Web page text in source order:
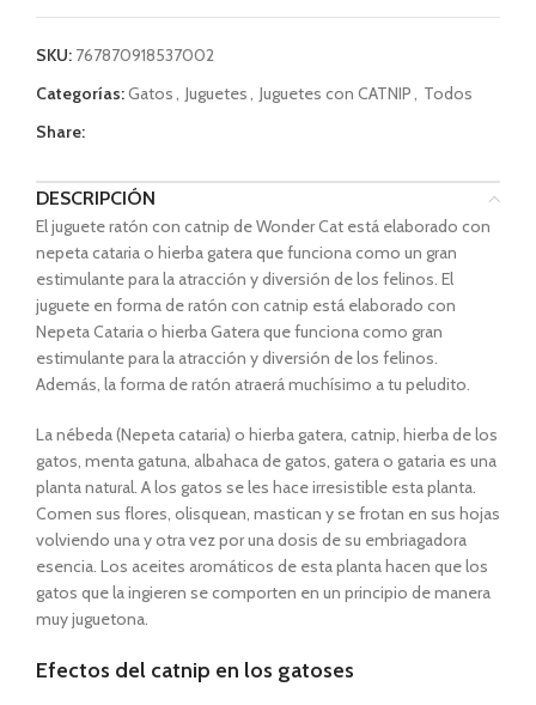
SKU: 767870918537002
Categorías:Gatos, Juguetes, Juguetes con CATNIP, Todos
Share:
DESCRIPCIÓN
El juguete ratón con catnip de Wonder Cat está elaborado con
nepeta cataria o hierba gatera que funciona como un gran
estimulante para la atracción y diversión de los felinos. El
juguete en forma de ratón con catnip está elaborado con
Nepeta Cataria o hierba Gatera que funciona como gran
estimulante para la atracción y diversión de los felinos.
Además, la forma de ratón atraerá muchísimo a tu peludito.
La nébeda (Nepeta cataria) o hierba gatera, catnip, hierba de los
gatos, menta gatuna, albahaca de gatos, gatera o gataria es una
planta natural. A los gatos se les hace irresistible esta planta.
Comen sus flores, olisquean, mastican y se frotan en sus hojas
volviendo una y otra vez por una dosis de su embriagadora
esencia. Los aceites aromáticos de esta planta hacen que los
gatos que la ingieren se comporten en un principio de manera
muy juguetona.
Efectos del catnip en los gatoses